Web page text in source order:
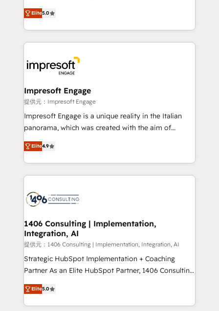
and New York. 🔎 We are focused on enhancing
revenue-generation strategies for clients through
complete integration of core business processes
and systems (such as ERP and e-commerce
results. 🎯 We present a solution-centric approach
and we're focused on HubSpot. We work with some
of HubSpot's most important customers to generate
value from the platform in the long term. 🤖 We have
worked 400+ HubSpot customers across industries
but specialise in the more complex projects where
represent key aspects of the project's success.
Elite5.0
Impresoft Engage
提供元：Impresoft Engage
Impresoft Engage is a unique reality in the Italian
panorama, which was created with the aim of
putting Customer Experience at the center by
creating digital environments capable of integrating
people, processes and data. We offer the best
digital solutions on the market, ranging from CRM
marketing automation to online and offline sales
allowing companies to optimize processes and meet
the needs of the customer. We are part of Impresoft
Group, a group of specialized and complementary
companies that divide their offer into 4
Competence Centers: Smart Manufacturing,
The synergies generated by these integrations,
together with the combination of talents, skills,
Elite4.9
1406 Consulting | Implementation,
Integration, AI
提供元：1406 Consulting | Implementation, Integration, AI
Strategic HubSpot Implementation + Coaching
Partner As an Elite HubSpot Partner, 1406 Consulting
helps mid-market revenue teams transform how
they sell, market, and serve. We don't just build your
HubSpot—we teach your team to own it, then stay
Elite5.0